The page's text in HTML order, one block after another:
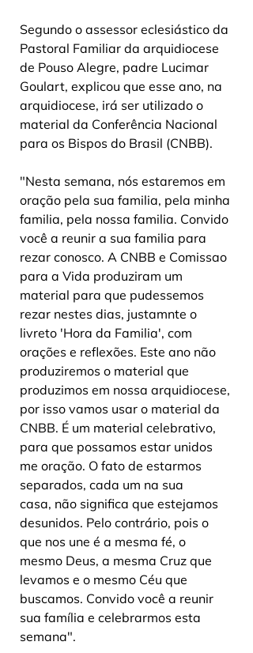
Segundo o assessor eclesiástico da
Pastoral Familiar da arquidiocese
de Pouso Alegre, padre Lucimar
Goulart, explicou que esse ano, na
arquidiocese, irá ser utilizado o
material da Conferência Nacional
para os Bispos do Brasil (CNBB).
"Nesta semana, nós estaremos em
oração pela sua familia, pela minha
familia, pela nossa familia. Convido
você a reunir a sua familia para
rezar conosco. A CNBB e Comissao
para a Vida produziram um
material para que pudessemos
rezar nestes dias, justamnte o
livreto 'Hora da Familia', com
orações e reflexões. Este ano não
produziremos o material que
produzimos em nossa arquidiocese,
por isso vamos usar o material da
CNBB. É um material celebrativo,
para que possamos estar unidos
me oração. O fato de estarmos
separados, cada um na sua
casa, não significa que estejamos
desunidos. Pelo contrário, pois o
que nos une é a mesma fé, o
mesmo Deus, a mesma Cruz que
levamos e o mesmo Céu que
buscamos. Convido você a reunir
sua família e celebrarmos esta
semana".